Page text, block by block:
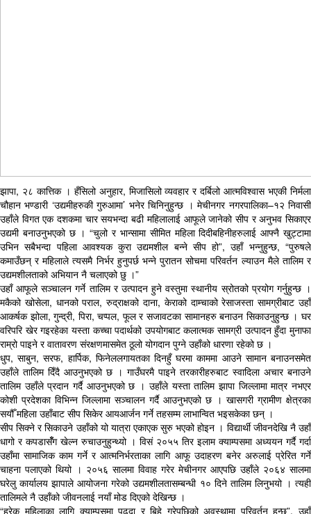
झापा, २८ कात्तिक । हँसिलो अनुहार, मिजासिलो व्यवहार र दर्बिलो आत्मविश्वास भएकी निर्मला
चौहान भण्डारी ‘उद्यमीहरुकी गुरुआमा’ भनेर चिनिनुहुन्छ । मेचीनगर नगरपालिका–१२ निवासी
उहाँले विगत एक दशकमा चार सयभन्दा बढी महिलालाई आफूले जानेको सीप र अनुभव सिकाएर
उद्यमी बनाउनुभएको छ । “चुलो र भान्सामा सीमित महिला दिदीबहिनीहरुलाई आफ्नै खुट्टामा
उभिन सबैभन्दा पहिला आवश्यक कुरा उद्यमशील बन्ने सीप हो”, उहाँ भन्नुहुन्छ, “पुरुषले
कमाउँछन् र महिलाले त्यसमै निर्भर हुनुपर्छ भन्ने पुरातन सोचमा परिवर्तन ल्याउन मैले तालिम र
उद्यमशीलताको अभियान नै चलाएको छु ।”
उहाँ आफूले सञ्चालन गर्ने तालिम र उत्पादन हुने वस्तुमा स्थानीय स्रोतको प्रयोग गर्नुहुन्छ ।
मकैको खोसेला, धानको पराल, रुद्राक्षको दाना, केराको दाम्चाको रेसाजस्ता सामग्रीबाट उहाँ
आकर्षक झोला, गुन्द्री, पिरा, चप्पल, फूल र सजावटका सामानहरु बनाउन सिकाउनुहुन्छ । घर
वरिपरि खेर गइरहेका यस्ता कच्चा पदार्थको उपयोगबाट कलात्मक सामग्री उत्पादन हुँदा मुनाफा
राम्रो पाइने र वातावरण संरक्षणमासमेत ठूलो योगदान पुग्ने उहाँको धारणा रहेको छ ।
धुप, साबुन, सरफ, हार्पिक, फिनेललगायतका दिनहुँ घरमा काममा आउने सामान बनाउनसमेत
उहाँले तालिम दिँदै आउनुभएको छ । गाउँघरमै पाइने तरकारीहरुबाट स्वादिला अचार बनाउने
तालिम उहाँले प्रदान गर्दै आउनुभएको छ । उहाँले यस्ता तालिम झापा जिल्लामा मात्र नभएर
कोशी प्रदेशका विभिन्न जिल्लामा सञ्चालन गर्दै आउनुभएको छ । खासगरी ग्रामीण क्षेत्रका
सयौँ महिला उहाँबाट सीप सिकेर आयआर्जन गर्ने तहसम्म लाभान्वित भइसकेका छन् ।
सीप सिक्ने र सिकाउने उहाँको यो यात्रा एकाएक सुरु भएको होइन । विद्यार्थी जीवनदेखि नै उहाँ
धागो र कपडासँँग खेल्न रुचाउनुहुन्थ्यो । विसं २०५५ तिर इलाम क्याम्पसमा अध्ययन गर्दै गर्दा
उहाँमा सामाजिक काम गर्ने र आत्मनिर्भरताका लागि आफू उदाहरण बनेर अरुलाई प्रेरित गर्ने
चाहना पलाएको थियो । २०५६ सालमा विवाह गरेर मेचीनगर आएपछि उहाँले २०६४ सालमा
घरेलु कार्यालय झापाले आयोजना गरेको उद्यमशीलतासम्बन्धी १० दिने तालिम लिनुभयो । त्यही
तालिमले नै उहाँको जीवनलाई नयाँ मोड दिएको देखिन्छ ।
“हरेक महिलाका लागि क्याम्पसमा पढ्दा र बिहे गरेपछिको अवस्थामा परिवर्तन हुन्छ”, उहाँ